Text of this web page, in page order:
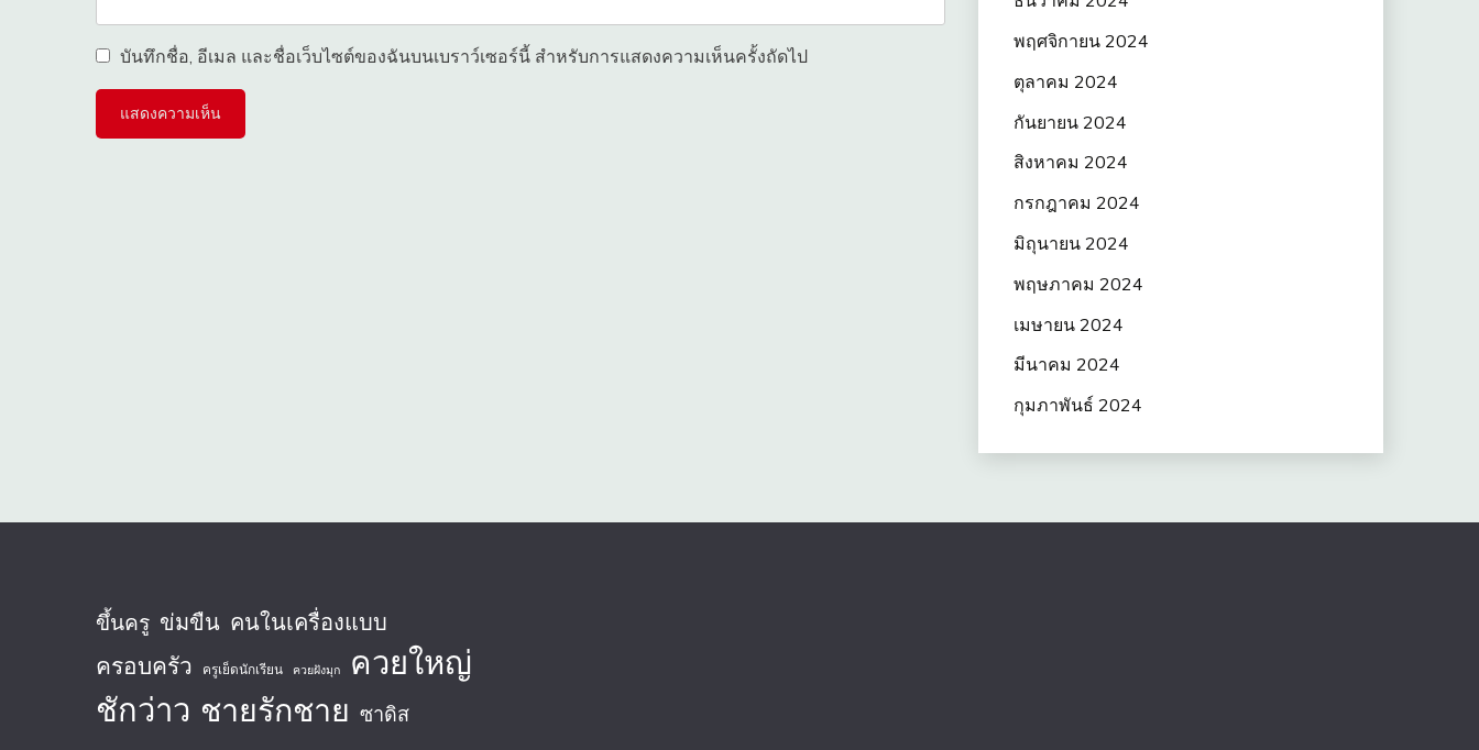
บันทึกชื่อ, อีเมล และชื่อเว็บไซต์ของฉันบนเบราว์เซอร์นี้ สำหรับการแสดงความเห็นครั้งถัดไป
พฤศจิกายน 2024
ตุลาคม 2024
กันยายน 2024
สิงหาคม 2024
กรกฎาคม 2024
มิถุนายน 2024
พฤษภาคม 2024
เมษายน 2024
มีนาคม 2024
กุมภาพันธ์ 2024
ขึ้นครู ข่มขืน คนในเครื่องแบบ
ครอบครัว ครูเย็ดนักเรียน ควยฝังมุก
ควยใหญ่
ชักว่าว ชายรักชาย ซาดิส